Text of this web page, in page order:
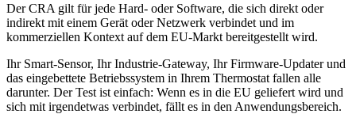
Der CRA gilt für jede Hard- oder Software, die sich direkt oder
indirekt mit einem Gerät oder Netzwerk verbindet und im
kommerziellen Kontext auf dem EU-Markt bereitgestellt wird.
Ihr Smart-Sensor, Ihr Industrie-Gateway, Ihr Firmware-Updater und
das eingebettete Betriebssystem in Ihrem Thermostat fallen alle
darunter. Der Test ist einfach: Wenn es in die EU geliefert wird und
sich mit irgendetwas verbindet, fällt es in den Anwendungsbereich.